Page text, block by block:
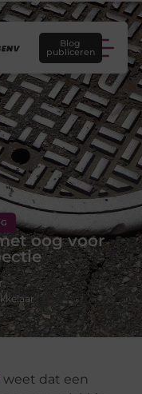
Blog
publiceren
oog voor
weet dat een